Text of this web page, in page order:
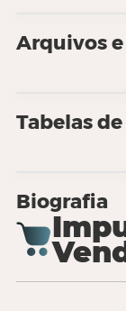
Arquivos
Tabelas
Biografia